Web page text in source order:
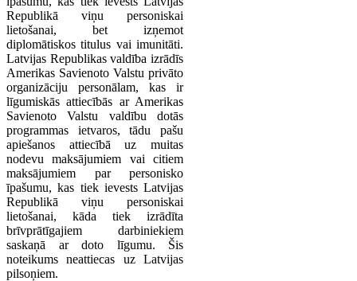
Republikā viņu personiskai
lietošanai, bet izņemot
diplomātiskos titulus vai imunitāti.
Latvijas Republikas valdība izrādīs
Amerikas Savienoto Valstu privāto
organizāciju personālam, kas ir
līgumiskās attiecībās ar Amerikas
Savienoto Valstu valdību dotās
programmas ietvaros, tādu pašu
apiešanos attiecībā uz muitas
nodevu maksājumiem vai citiem
maksājumiem par personisko
īpašumu, kas tiek ievests Latvijas
Republikā viņu personiskai
lietošanai, kāda tiek izrādīta
brīvprātīgajiem darbiniekiem
saskaņā ar doto līgumu. Šis
noteikums neattiecas uz Latvijas
pilsoņiem.